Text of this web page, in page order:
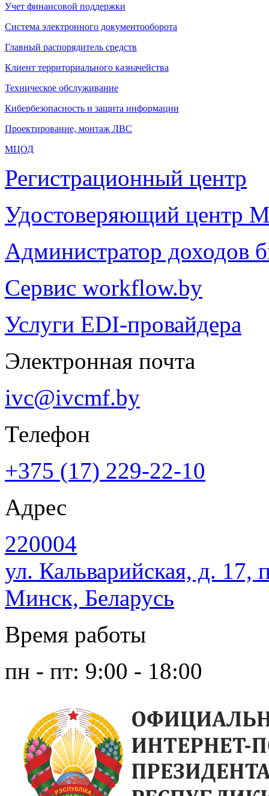
Учет финансовой поддержки
Система электронного документооборота
Главный распорядитель средств
Клиент территориального казначейства
Техническое обслуживание
Кибербезопасность и защита информации
Проектирование, монтаж ЛВС
МЦОД
Регистрационный центр
Удостоверяющий центр
Администратор доходов
Сервис workflow.by
Услуги EDI-провайдера
Электронная почта
ivc@ivcmf.by
Телефон
+375 (17) 229-22-10
Адрес
220004
ул. Кальварийская, д.
Минск, Беларусь
Время работы
пн - пт: 9:00 - 18:00